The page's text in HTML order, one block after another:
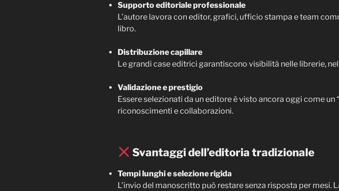
Supporto editoriale professionale
L’autore lavora con editor, grafici, ufficio stampa e team
libro.
Distribuzione capillare
Le grandi case editrici garantiscono visibilità nelle librerie,
Validazione e prestigio
Essere selezionati da un editore è visto ancora oggi come
riconoscimenti e collaborazioni.
Svantaggi dell’editoria tradizionale
Tempi lunghi e selezione rigida
L’invio del manoscritto può restare senza risposta per